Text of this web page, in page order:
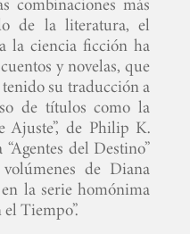
de la literatura, el
la ciencia ficción ha
y novelas, que
su traducción a
de títulos como la
Ajuste”, de Philip K.
del Destino”
de Diana
la serie homónima
Tiempo”.